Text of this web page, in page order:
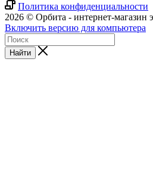
Политика конфиденциальности
2026 © Орбита - интернет-магазин
Включить версию для компьютера
Найти